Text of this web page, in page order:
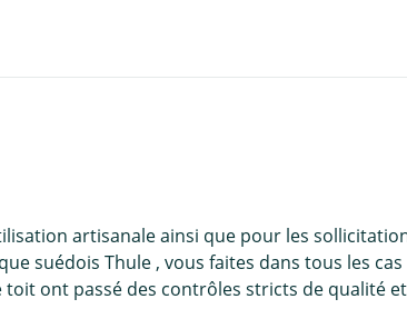
artisanale ainsi que pour les
suédois Thule , vous faites dans tous les
toit ont passé des contrôles stricts de